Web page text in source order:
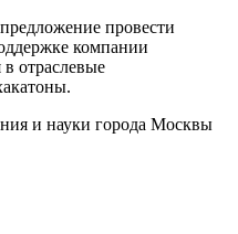
провести
компании
отраслевые
и науки города Москвы